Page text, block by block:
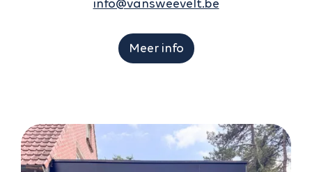
info@vansweevelt.be
Meer info